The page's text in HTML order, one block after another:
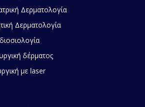
Δερματολογία
Δερματολογία
δέρματος
με laser